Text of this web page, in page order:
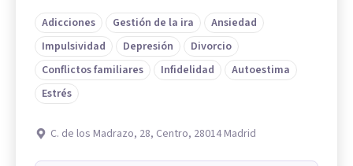
Adicciones Gestión de la ira
Ansiedad
Impulsividad
Depresión
Divorcio
Conflictos familiares
Infidelidad
Autoestima
Estrés
C. de los Madrazo, 28, Centro, 28014 Madrid